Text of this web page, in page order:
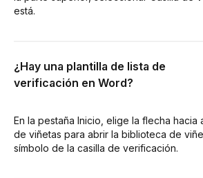
está.
¿Hay una plantilla de lista de
verificación en Word?
En la pestaña Inicio, elige la flecha hacia
de viñetas para abrir la biblioteca de
símbolo de la casilla de verificación.